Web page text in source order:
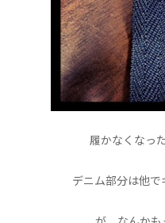
履かなくなっ
デニム部分は他